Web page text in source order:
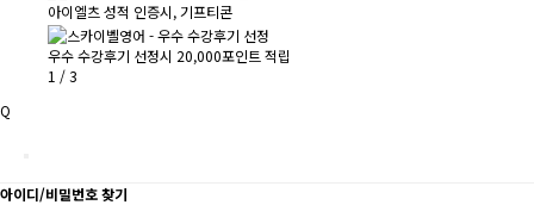
아이엘츠 성적 인증시, 기프티콘
우수 수강후기 선정시 20,000포인트 적립
1 /3
Q
아이디/비밀번호 찾기